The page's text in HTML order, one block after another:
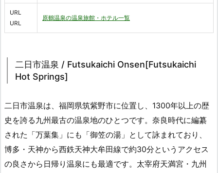
URL
URL
原鶴温泉の温泉旅館・ホテル一覧
二日市温泉 / Futsukaichi Onsen[Futsukaichi
Hot Springs]
二日市温泉は、福岡県筑紫野市に位置し、1300年以上の歴
史を誇る九州最古の温泉地のひとつです。奈良時代に編纂
された「万葉集」にも「御笠の湯」として詠まれており、
博多・天神から西鉄天神大牟田線で約30分というアクセス
の良さから日帰り温泉にも最適です。太宰府天満宮・九州